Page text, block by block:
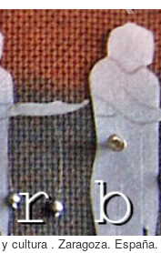
cultura . Zaragoza. España.